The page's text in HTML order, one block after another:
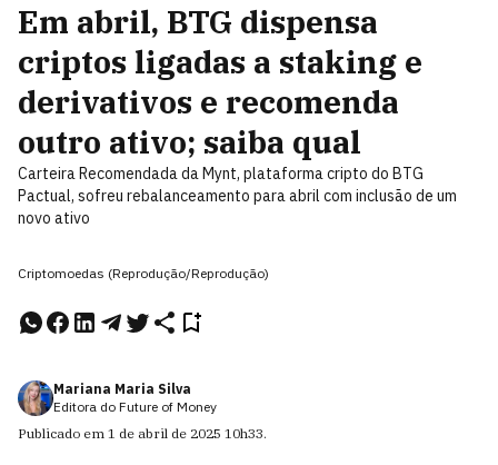
Em abril, BTG dispensa
criptos ligadas a staking e
derivativos e recomenda
outro ativo; saiba qual
Carteira Recomendada da Mynt, plataforma cripto do BTG
Pactual, sofreu rebalanceamento para abril com inclusão de um
novo ativo
Criptomoedas (Reprodução/Reprodução)
Mariana Maria Silva
Editora do Future of Money
Publicado em 1 de abril de 2025 10h33.